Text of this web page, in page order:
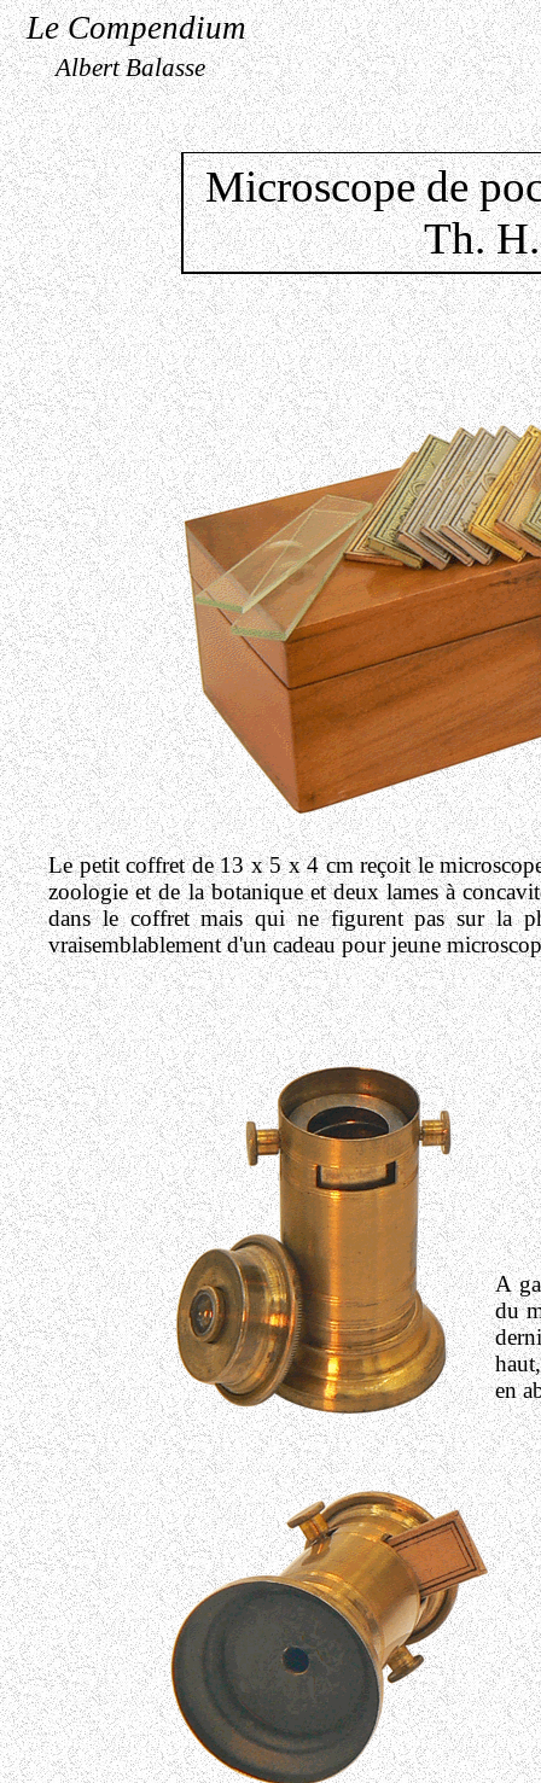
Le Compendium
Albert Balasse
Microscope de
Th.
Le petit coffret de 13 x 5 x 4 cm reçoit le
zoologie et de la botanique et deux lames à
dans le coffret mais qui ne figurent pas sur la
vraisemblablement d'un cadeau pour jeune
A
du
en